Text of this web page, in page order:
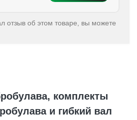
отзыв об этом товаре, вы можете
комплекты
и гибкий вал